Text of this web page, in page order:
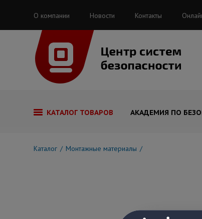
О компании Новости Контакты
КАТАЛОГ ТОВАРОВ АКАДЕМИЯ ПО
Каталог Монтажные материалы